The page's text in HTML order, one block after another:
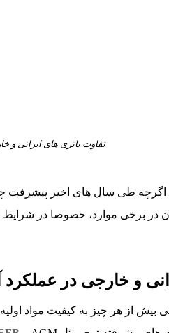
تفاوت باتری های ایرانی و
اگرچه طی سال های اخیر پیشرفت
در برخی موارد، خصوصا در
و خارجی در عملکرد
بیش از هر چیز به کیفیت مواد